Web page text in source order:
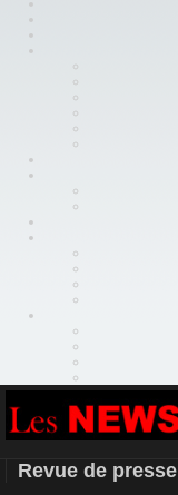
Revue de